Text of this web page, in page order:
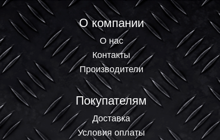
О компании
О нас
Контакты
Производители
Покупателям
Доставка
Условия оплаты